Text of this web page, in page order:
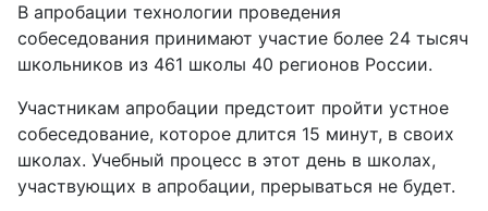
В апробации технологии проведения
собеседования принимают участие более 24 тысяч
школьников из 461 школы 40 регионов России.
Участникам апробации предстоит пройти устное
собеседование, которое длится 15 минут, в своих
школах. Учебный процесс в этот день в школах,
участвующих в апробации, прерываться не будет.